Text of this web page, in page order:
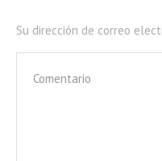
Su dirección de correo